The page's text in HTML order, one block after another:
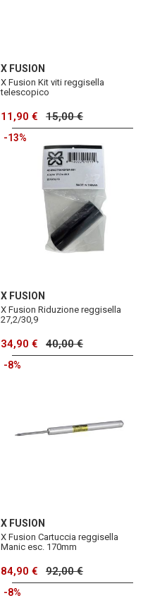
X FUSION
X Fusion Kit viti reggisella
telescopico
11,90 € 15,00 €
-13%
X FUSION
X Fusion Riduzione reggisella
27,2/30,9
34,90 € 40,00 €
-8%
X FUSION
X Fusion Cartuccia reggisella
Manic esc. 170mm
84,90 € 92,00 €
-8%